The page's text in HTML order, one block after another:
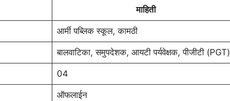
माहिती
आर्मी पब्लिक स्कूल, कामठी
बालवाटिका, समुपदेशक, आयटी पर्यवेक्षक, पीजीटी (PGT)
04
ऑफलाईन